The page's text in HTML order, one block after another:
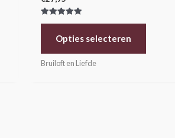
Gewaardeerd
Opties selecteren
Bruiloft en Liefde